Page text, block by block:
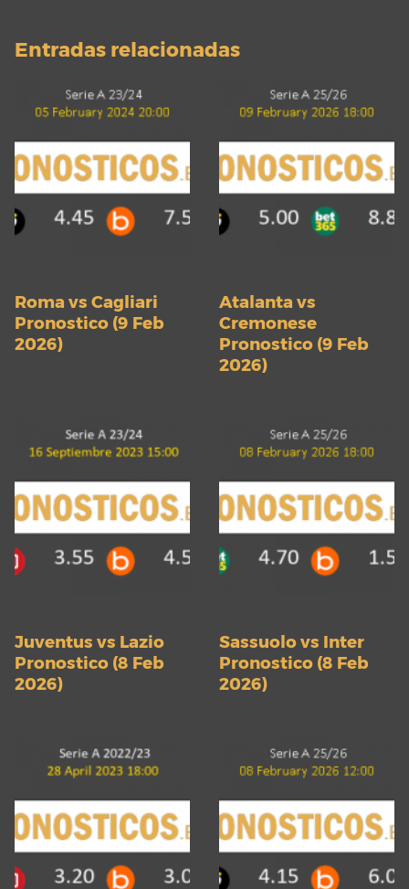
Entradas relacionadas
Roma vs Cagliari
Pronostico (9 Feb
2026)
Atalanta vs
Cremonese
Pronostico (9 Feb
2026)
Juventus vs Lazio
Pronostico (8 Feb
2026)
Sassuolo vs Inter
Pronostico (8 Feb
2026)